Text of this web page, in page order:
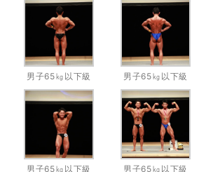
男子65㎏以下級 男子65㎏以下級
男子65㎏以下級 男子65㎏以下級